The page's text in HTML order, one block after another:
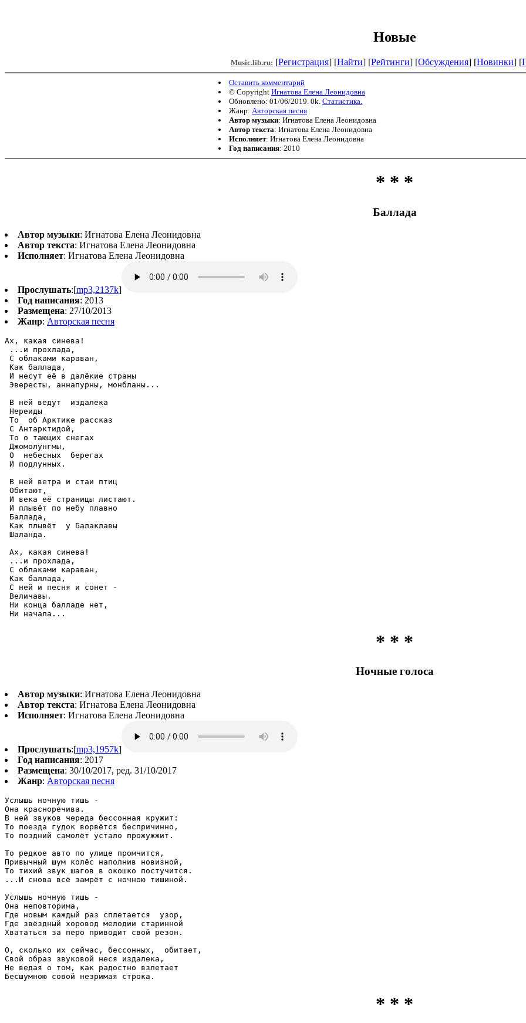
Новые
Music.lib.ru: [Регистрация] [Найти] [Рейтинги] [Обсуждения] [Новинки] [
Оставить комментарий
© Copyright Игнатова Елена Леонидовна
Обновлено: 01/06/2019. 0k. Статистика.
Жанр: Авторская песня
Автор музыки: Игнатова Елена Леонидовна
Автор текста: Игнатова Елена Леонидовна
Исполняет: Игнатова Елена Леонидовна
Год написания: 2010
* * *
Баллада
Автор музыки: Игнатова Елена Леонидовна
Автор текста: Игнатова Елена Леонидовна
Исполняет: Игнатова Елена Леонидовна
Прослушать:[mp3,2137k]
Год написания: 2013
Размещена: 27/10/2013
Жанр: Авторская песня
Ах, какая синева!
...и прохлада,
С облаками караван,
Как баллада,
И несут её в далёкие страны
Эвересты, аннапурны, монбланы...
В ней ведут  издалека
Нереиды
То  об Арктике рассказ
С Антарктидой,
То о тающих снегах
Джомолунгмы,
О  небесных  берегах
И подлунных.
В ней ветра и стаи птиц
Обитают,
И века её страницы листают.
И плывёт по небу плавно
Баллада,
Как плывёт  у Балаклавы
Шаланда.
Ах, какая синева!
...и прохлада,
С облаками караван,
Как баллада,
С ней и песня и сонет -
Величавы.
Ни конца балладе нет,
Ни начала...
* * *
Ночные голоса
Автор музыки: Игнатова Елена Леонидовна
Автор текста: Игнатова Елена Леонидовна
Исполняет: Игнатова Елена Леонидовна
Прослушать:[mp3,1957k]
Год написания: 2017
Размещена: 30/10/2017, ред. 31/10/2017
Жанр: Авторская песня
Услышь ночную тишь -
Она красноречива.
В ней звуков череда бессонная кружит:
То поезда гудок ворвётся беспричинно,
То поздний самолёт устало прожужжит.
То редкое авто по улице промчится,
Привычный шум колёс наполнив новизной,
То тихий звук шагов в окошко постучится.
...И снова всё замрёт с ночною тишиной.
Услышь ночную тишь -
Она неповторима,
Где новым каждый раз сплетается  узор,
Где звёздный хоровод мелодии старинной
Хвататься за перо приводит свой резон.
О, сколько их сейчас, бессонных,  обитает,
Свой образ звуковой неся издалека,
Не ведая о том, как радостно взлетает
* * *